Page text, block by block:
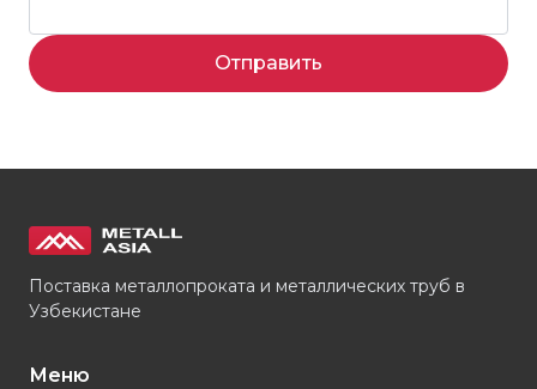
Отправить
Поставка металлопроката и металлических труб в
Узбекистане
Меню